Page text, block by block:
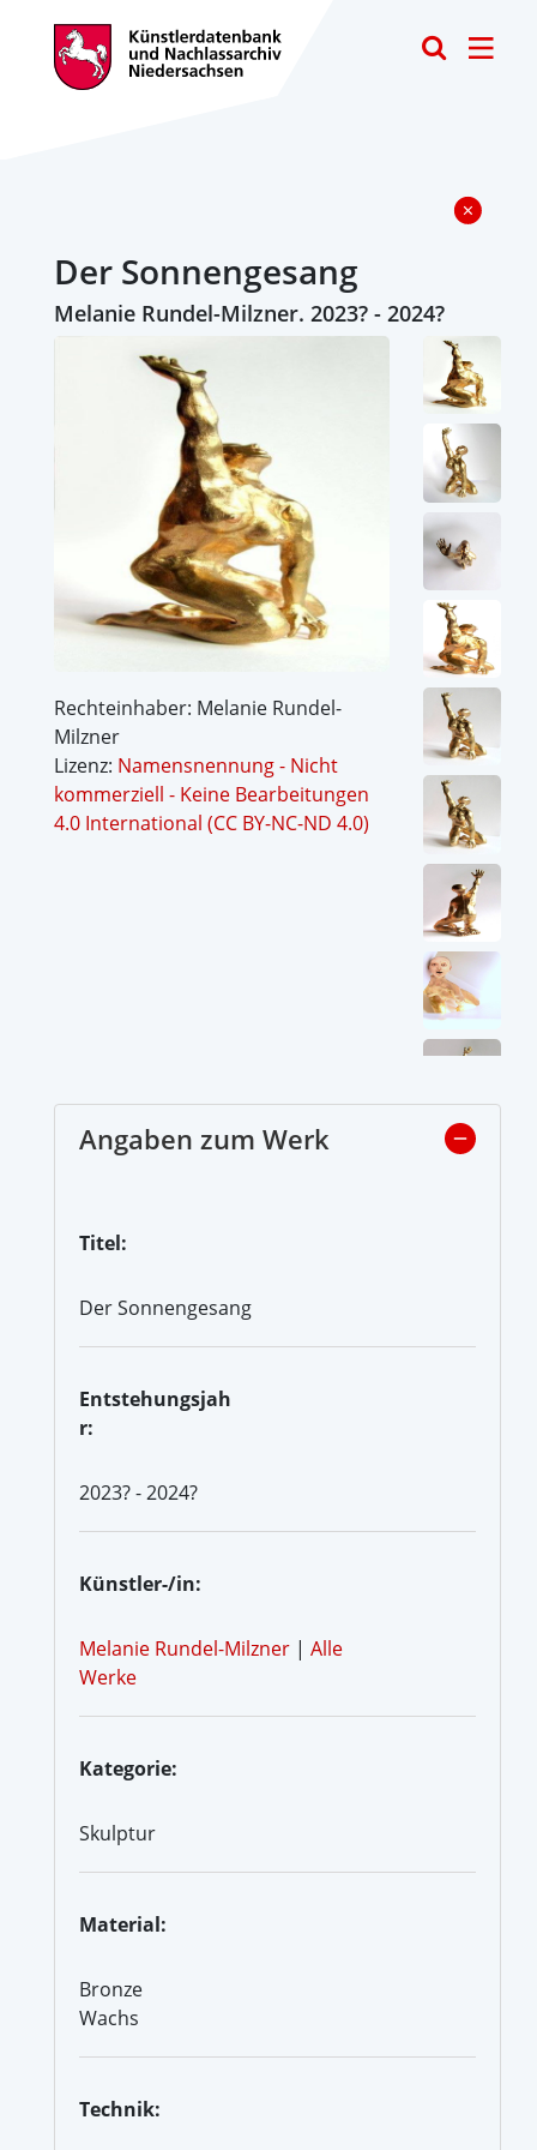
Der Sonnengesang
Melanie Rundel-Milzner. 2023? - 2024?
Rechteinhaber: Melanie Rundel-
Milzner
Lizenz: Namensnennung - Nicht
kommerziell - Keine Bearbeitungen
4.0 International (CC BY-NC-ND 4.0)
Angaben zum Werk
Titel:
Der Sonnengesang
Entstehungsjah
r:
2023? - 2024?
Künstler-/in:
Melanie Rundel-Milzner | Alle
Werke
Kategorie:
Skulptur
Material:
Bronze
Wachs
Technik: